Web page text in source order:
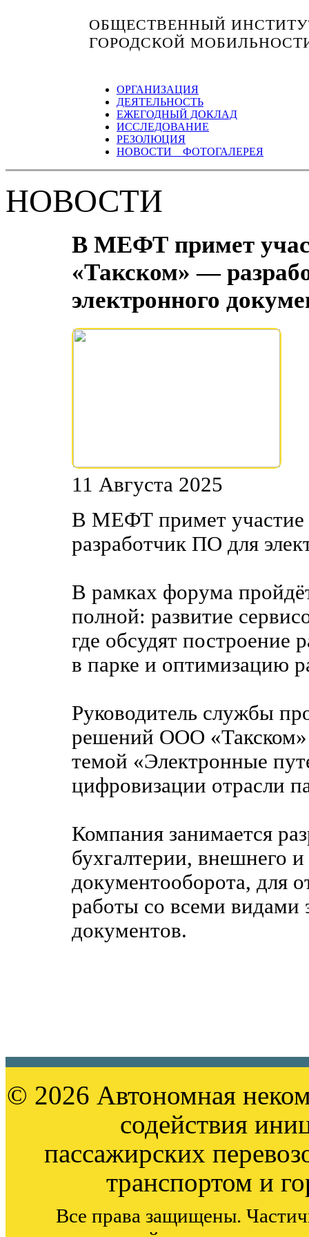
ОБЩЕСТВЕННЫЙ
ГОРОДСКОЙ
ОРГАНИЗАЦИЯ
ДЕЯТЕЛЬНОСТЬ
ЕЖЕГОДНЫЙ ДОКЛАД
ИССЛЕДОВАНИЕ
РЕЗОЛЮЦИЯ
НОВОСТИ ФОТОГАЛЕРЕЯ
НОВОСТИ
В МЕФТ примет
«Такском» —
электронного
11 Августа 2025
В МЕФТ примет участие
разработчик ПО для
В рамках форума
полной: развитие
где обсудят
в парке и оптимизацию
Руководитель службы
решений ООО
темой «Электронные
цифровизации отрасли
Компания занимается
бухгалтерии, внешнего
документооборота, для
работы со всеми видами
документов.
© 2026 Автономная
содействия
пассажирских
транспортом и
Все права защищены.